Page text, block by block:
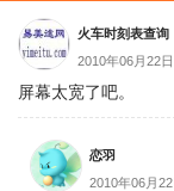
页
火车时刻表查询
2010年06月22
屏幕太宽了吧。
恋羽
2010年06月